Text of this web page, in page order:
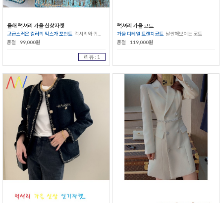
올해 럭셔리 가을 신상자켓
고급스러운 컬러의 믹스가 포인트 럭셔리와 귀여움이 함께하는 자켓
품절
99,000원
리뷰 : 1
럭셔리 가을 코트
가을 디테일 트렌치코트 날씬해보이는 코트
품절
119,000원